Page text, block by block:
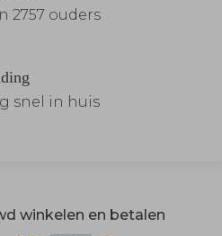
2757 ouders
snel in huis
winkelen en betalen